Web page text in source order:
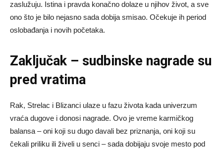
zaslužuju. Istina i pravda konačno dolaze u njihov život, a sve
ono što je bilo nejasno sada dobija smisao. Očekuje ih period
oslobađanja i novih početaka.
Zaključak – sudbinske nagrade su
pred vratima
Rak, Strelac i Blizanci ulaze u fazu života kada univerzum
vraća dugove i donosi nagrade. Ovo je vreme karmičkog
balansa – oni koji su dugo davali bez priznanja, oni koji su
čekali priliku ili živeli u senci – sada dobijaju svoje mesto pod